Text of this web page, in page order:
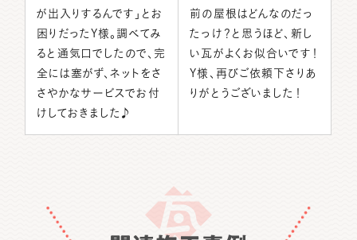
が出入りするんです」とお
困りだったY様。調べてみ
ると通気口でしたので、完
全には塞がず、ネットをさ
さやかなサービスでお付
けしておきました♪
前の屋根はどんなのだっ
たっけ？と思うほど、新し
い瓦がよくお似合いです！
Y様、再びご依頼下さりあ
りがとうございました！